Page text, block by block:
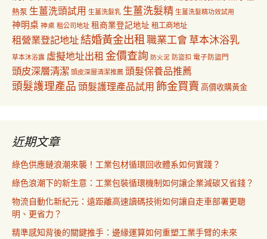
熱泵 生薑洗頭試用 生薑洗髮乳 生薑洗髮精 生薑洗髮精功效試用
神明桌 神桌 租公司地址 租商業登記地址 租工商地址
租營業登記地址結婚黃金出租職業工會草本沐浴乳
草本沐浴露 虛擬地址出租 金價查詢 防火泥 防盜扣 電子防盜門
頭皮深層清潔 頭皮深層清潔推薦 頭髮保養品推薦
頭髮護理產品 頭髮護理產品試用 飾金買賣 高價收購黃金
近期文章
綠色供應鏈浪潮來襲！工業包材循環回收體系如何實踐？
綠色浪潮下的新生意：工業包裝循環機制如何讓企業減碳又省錢？
物流自動化新紀元：遠距離高速讀碼技術如何讓自走車部署更聰
明、更省力？
精準感知背後的關鍵推手：邊緣運算如何重塑工業手臂的未來